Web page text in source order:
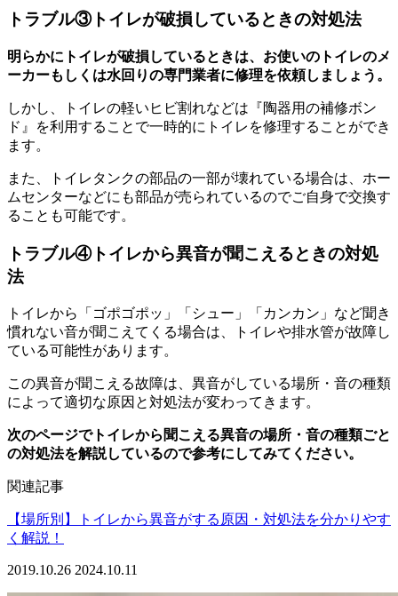
トラブル③トイレが破損しているときの対処法
明らかにトイレが破損しているときは、 お使いのトイレのメ
ーカーもしくは水回りの専門業者に修理を依頼しましょう。
しかし、トイレの軽いヒビ割れなどは『陶器用の補修ボン
ド』を利用することで一時的にトイレを修理することができ
ます。
また、トイレタンクの部品の一部が壊れている場合は、ホー
ムセンターなどにも部品が売られているのでご自身で交換す
ることも可能です。
トラブル④トイレから異音が聞こえるときの対処
法
トイレから「ゴポゴポッ」「シュー」「カンカン」など聞き
慣れない音が聞こえてくる場合は、トイレや排水管が故障し
ている可能性があります。
この異音が聞こえる故障は、異音がしている場所・音の種類
によって適切な原因と対処法が変わってきます。
次のページでトイレから聞こえる異音の場所・音の種類ごと
の対処法を解説しているので参考にしてみてください。
関連記事
【場所別】トイレから異音がする原因・対処法を分かりやす
く解説！
2019.10.26 2024.10.11